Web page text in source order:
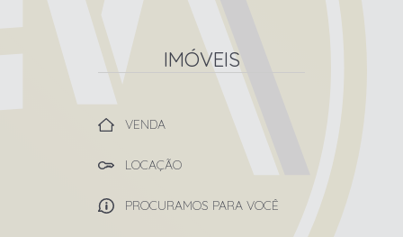
IMÓVEIS
VENDA
LOCAÇÃO
PROCURAMOS PARA VOCÊ